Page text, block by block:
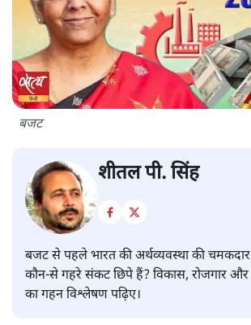
बजट
शीतल पी. सिंह
बजट से पहले भारत की अर्थव्यवस्था की
कौन-से गहरे संकट छिपे हैं? विकास, रोजगार
का गहन विश्लेषण पढ़िए।